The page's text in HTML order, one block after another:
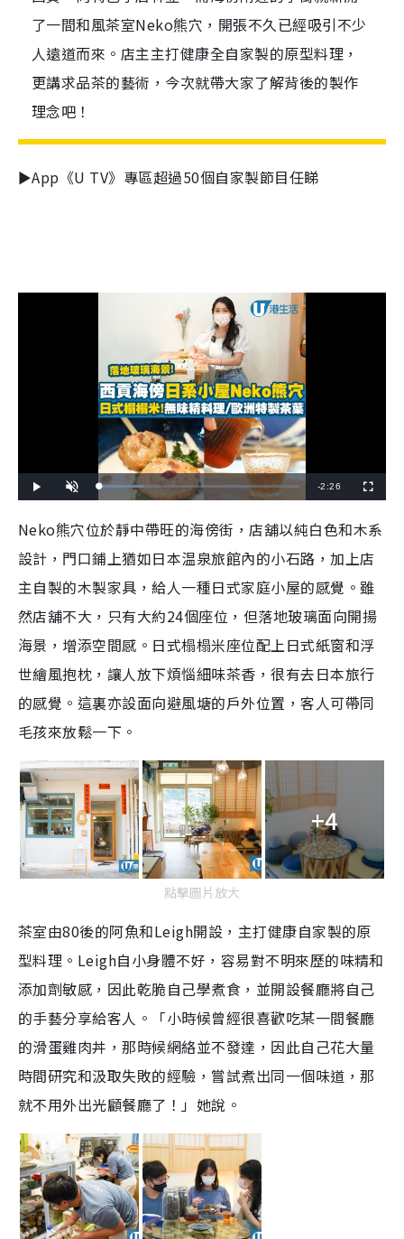
了一間和風茶室Neko熊穴，開張不久已經吸引不少
人遠道而來。店主主打健康全自家製的原型料理，
更講求品茶的藝術，今次就帶大家了解背後的製作
理念吧！
►App《U TV》專區超過50個自家製節目任睇
l
n
e
L
e
d
2
2
9
%
R
i
n
i
n
g
-2:26
u
s
c
e
e
Neko熊穴位於靜中帶旺的海傍街，店舖以純白色和木系
設計， 門口鋪上猶如日本温泉旅館內的小石路，加上店
主自製的木製家具，給人一種日式家庭小屋的感覺。雖
然店舖不大，只有大約24個座位，但落地玻璃面向開揚
海景，增添空間感。日式榻榻米座位配上 日式紙窗和浮
世繪風抱枕，讓人放下煩惱細味茶香，很有去日本旅行
的感覺。這裏亦設面向避風塘的戶外位置，客人可帶同
毛孩來放鬆一下。
+4
點擊圖片放大
茶室由80後的阿魚和Leigh開設，主打健康自家製的原
型料理。Leigh自小身體不好，容易對不明來歷的味精和
添加劑敏感，因此乾脆自己學煮食，並開設餐廳將自己
的手藝分享給客人。
「小時候曾經很喜歡吃某一間餐廳
的滑蛋雞肉丼，那時候網絡並不發達，因此自己花大量
時間研究和汲取失敗的經驗， 嘗試煮出同一個味道，那
就不用外出光顧餐廳了！」她說。